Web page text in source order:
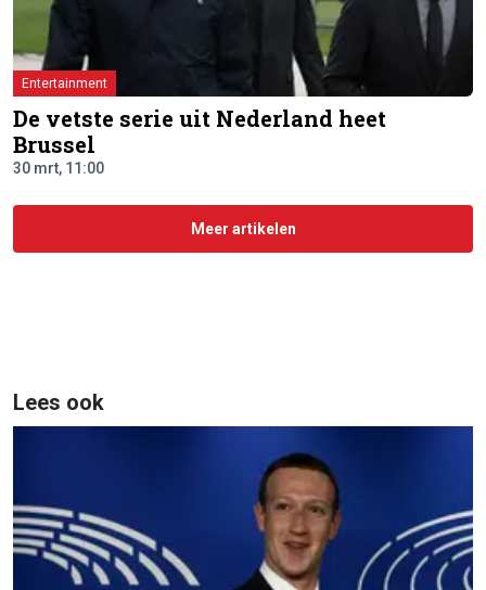
Entertainment
De vetste serie uit Nederland heet
Brussel
30 mrt, 11:00
Meer artikelen
Lees ook